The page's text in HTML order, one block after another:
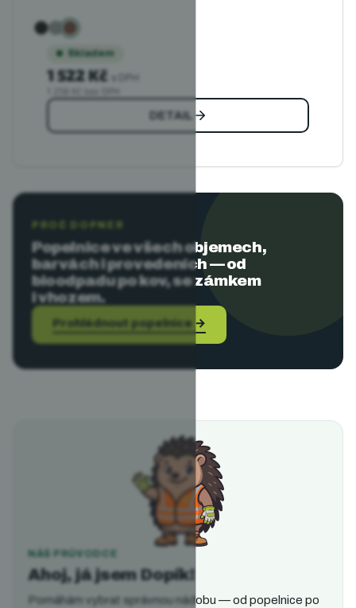
Skladem
1 522 Kč
DETAIL
PROČ DOPNER
Popelnice ve všech objemech,
barvách i provedeních — od
bioodpadu po kov, se zámkem
i vhozem.
Prohlédnout popelnice →
NÁŠ PRŮVODCE
Ahoj, já jsem Dopík!
Pomáhám vybrat správnou nádobu — od popelnice po